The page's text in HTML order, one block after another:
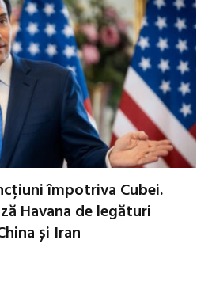
împotriva Cubei.
Havana de legături
și Iran